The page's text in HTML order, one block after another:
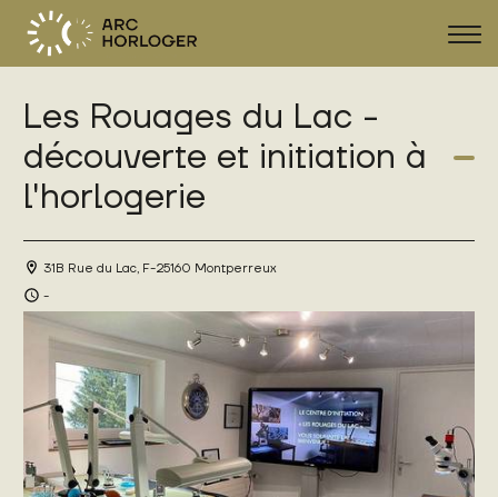
FR DE EN
Les Rouages du Lac -
découverte et initiation à
l'horlogerie
31B Rue du Lac, F-25160 Montperreux
-